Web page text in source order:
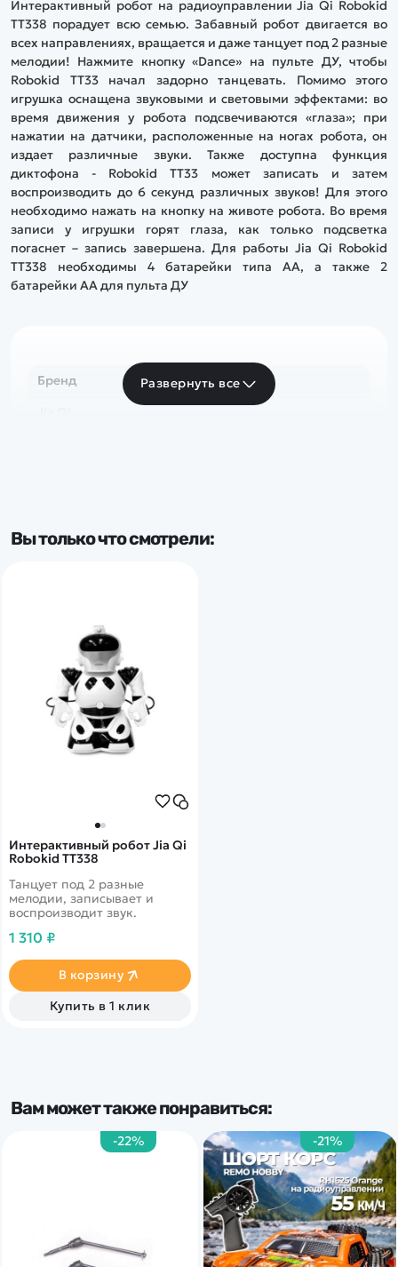
Интерактивный робот на радиоуправлении Jia Qi Robokid
TT338 порадует всю семью. Забавный робот двигается во
всех направлениях, вращается и даже танцует под 2 разные
мелодии! Нажмите кнопку «Dance» на пульте ДУ, чтобы
Robokid TT33 начал задорно танцевать. Помимо этого
игрушка оснащена звуковыми и световыми эффектами: во
время движения у робота подсвечиваются «глаза»; при
нажатии на датчики, расположенные на ногах робота, он
издает различные звуки. Также доступна функция
диктофона - Robokid TT33 может записать и затем
воспроизводить до 6 секунд различных звуков! Для этого
необходимо нажать на кнопку на животе робота. Во время
записи у игрушки горят глаза, как только подсветка
погаснет – запись завершена. Для работы Jia Qi Robokid
TT338 необходимы 4 батарейки типа АА, а также 2
батарейки АА для пульта ДУ
Бренд
Развернуть все
Вы только что смотрели:
Интерактивный робот Jia Qi
Robokid TT338
Танцует под 2 разные
мелодии, записывает и
воспроизводит звук.
1 310 ₽
В корзину
Купить в 1 клик
Вам может также понравиться:
-21%
-22%